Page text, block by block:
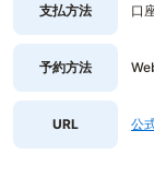
支払方法 口
予約方法
URL 公